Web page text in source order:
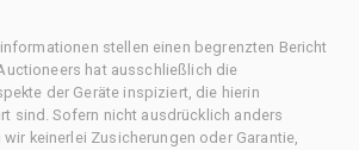
stellen einen begrenzten Bericht
hat ausschließlich die
der Geräte inspiziert, die hierin
sind. Sofern nicht ausdrücklich anders
keinerlei Zusicherungen oder Garantie,